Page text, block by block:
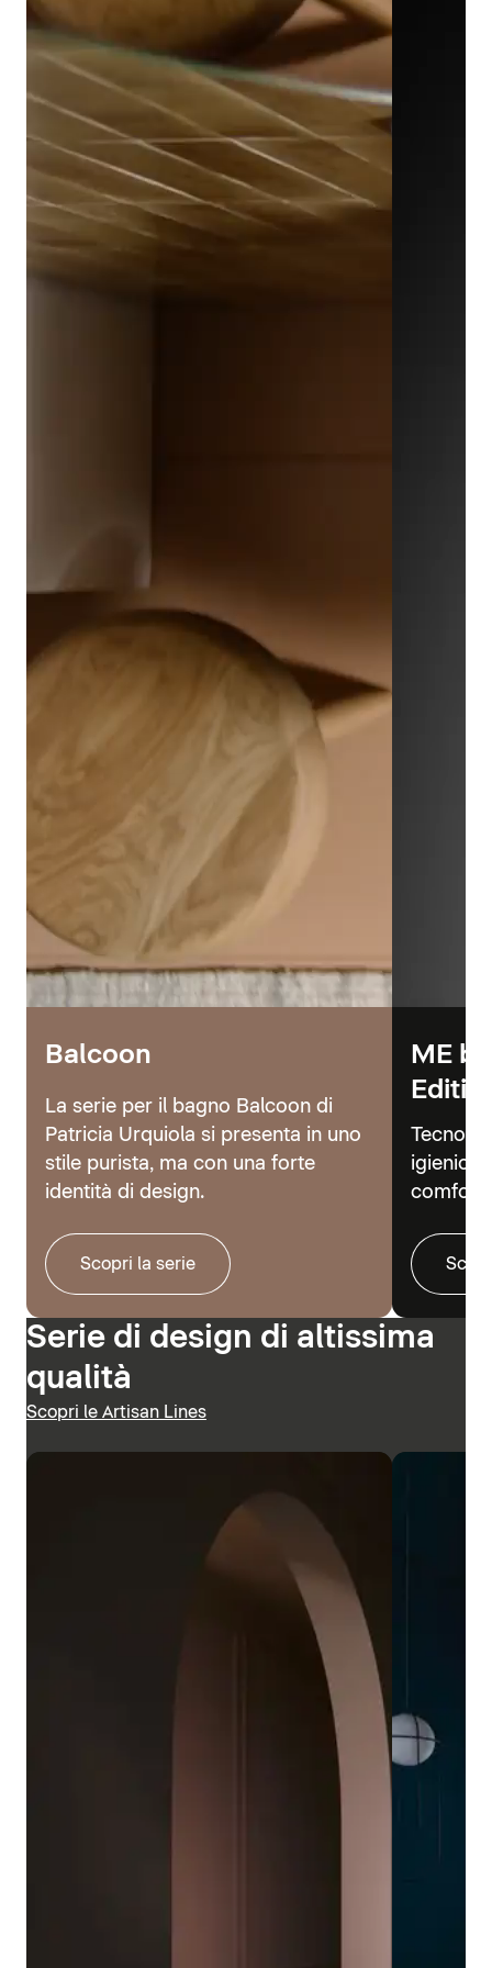
Balcoon
La serie per il bagno Balcoon di
Patricia Urquiola si presenta in uno
stile purista, ma con una forte
identità di design.
Scopri la serie
ME
igienici
comfort.
Serie di design di altissima
qualità
Scopri le Artisan Lines